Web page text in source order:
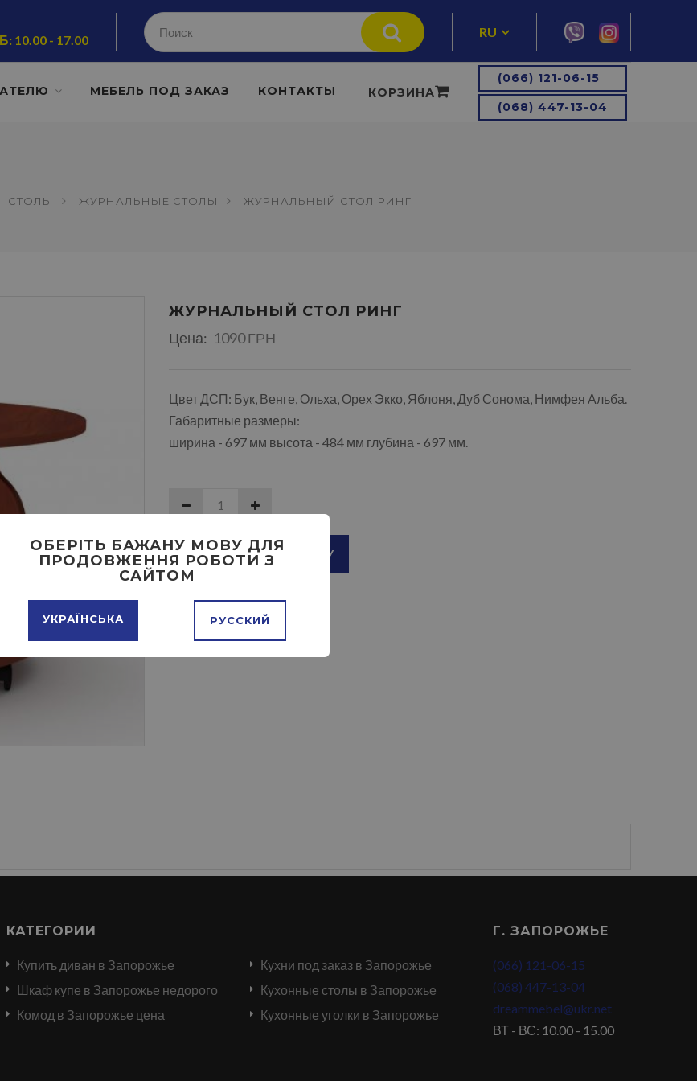
10.00 - 17.00
RU
МЕБЕЛЬ ПОД ЗАКАЗ КОНТАКТЫ
(066) 121-06-15
(068) 447-13-04
КОРЗИНА
СТОЛЫ ЖУРНАЛЬНЫЕ СТОЛЫ ЖУРНАЛЬНЫЙ СТОЛ РИНГ
ЖУРНАЛЬНЫЙ СТОЛ РИНГ
Цена: 1090 ГРН
Цвет ДСП: Бук, Венге, Ольха, Орех Экко, Яблоня, Дуб Сонома, Нимфея Альба.
Габаритные размеры:
ширина - 697 мм высота - 484 мм глубина - 697 мм.
ДОБАВИТЬ В КОРЗИНУ
КАТЕГОРИИ
Купить диван в Запорожье
Шкаф купе в Запорожье недорого
Комод в Запорожье цена
Кухни под заказ в Запорожье
Кухонные столы в Запорожье
Кухонные уголки в Запорожье
Г. ЗАПОРОЖЬЕ
(066) 121-06-15
(068) 447-13-04
dreammebel@ukr.net
ВТ - ВС: 10.00 - 15.00
ОБЕРІТЬ БАЖАНУ МОВУ ДЛЯ
ПРОДОВЖЕННЯ РОБОТИ З
САЙТОМ
УКРАЇНСЬКА РУССКИЙ